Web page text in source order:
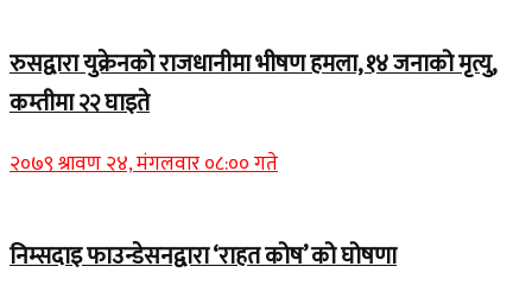
रुसद्वारा युक्रेनको राजधानीमा भीषण हमला, १४ जनाको मृत्यु,
कम्तीमा २२ घाइते
२०७९ श्रावण २४, मंगलवार ०८:०० गते
निम्सदाइ फाउन्डेसनद्वारा ‘राहत कोष’ को घोषणा